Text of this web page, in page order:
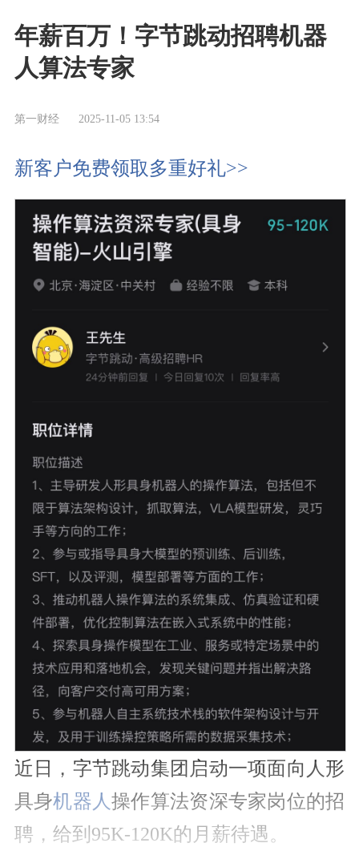
年薪百万！字节跳动招聘机器
人算法专家
第一财经 2025-11-05 13:54
新客户免费领取多重好礼>>
近日，字节跳动集团启动一项面向人形
具身机器人操作算法资深专家岗位的招
聘，给到95K-120K的月薪待遇。